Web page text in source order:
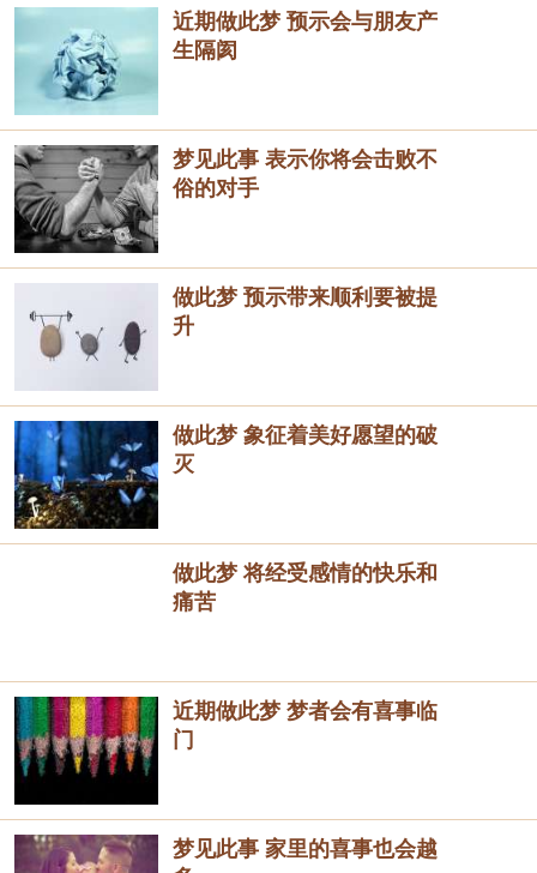
近期做此梦 预示会与朋友产
生隔阂
梦见此事 表示你将会击败不
俗的对手
做此梦 预示带来顺利要被提
升
做此梦 象征着美好愿望的破
灭
做此梦 将经受感情的快乐和
痛苦
近期做此梦 梦者会有喜事临
门
梦见此事 家里的喜事也会越